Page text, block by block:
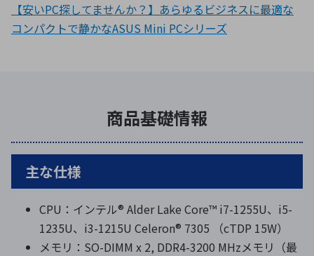
【安いPC探してませんか？】あらゆるビジネスに最適な
コンパクトで静かなASUS Mini PCシリーズ
商品基礎情報
主な仕様
CPU：インテル® Alder Lake Core™ i7-1255U、i5-
1235U、i3-1215U Celeron® 7305 （cTDP 15W）
メモリ：SO-DIMM x 2, DDR4-3200 MHzメモリ（最